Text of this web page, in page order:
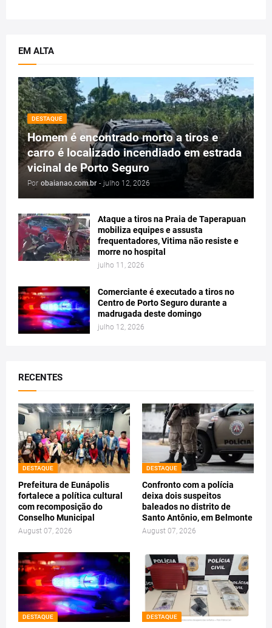
EM ALTA
DESTAQUE
Homem é encontrado morto a tiros e
carro é localizado incendiado em estrada
vicinal de Porto Seguro
Por obaianao.com.br - julho 12, 2026
Ataque a tiros na Praia de Taperapuan
mobiliza equipes e assusta
frequentadores, Vitima não resiste e
morre no hospital
julho 11, 2026
Comerciante é executado a tiros no
Centro de Porto Seguro durante a
madrugada deste domingo
julho 12, 2026
RECENTES
DESTAQUE
Prefeitura de Eunápolis
fortalece a política cultural
com recomposição do
Conselho Municipal
August 07, 2026
DESTAQUE
Confronto com a polícia
deixa dois suspeitos
baleados no distrito de
Santo Antônio, em Belmonte
August 07, 2026
DESTAQUE DESTAQUE